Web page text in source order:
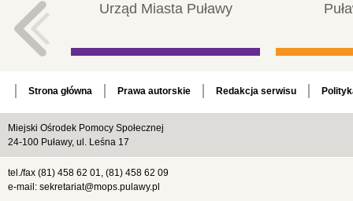
Urząd Miasta Puławy
Strona główna Prawa autorskie Redakcja serwisu
Miejski Ośrodek Pomocy Społecznej
24-100 Puławy, ul. Leśna 17
tel./fax (81) 458 62 01, (81) 458 62 09
e-mail: sekretariat@mops.pulawy.pl